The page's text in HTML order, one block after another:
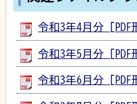
令和3年4月分 [PDF
令和3年5月分 [PDF
令和3年6月分 [PDF